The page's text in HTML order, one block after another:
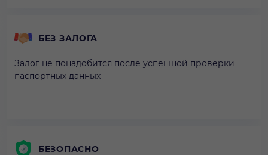
БЕЗ ЗАЛОГА
Залог не понадобится после успешной проверки
паспортных данных
БЕЗОПАСНО